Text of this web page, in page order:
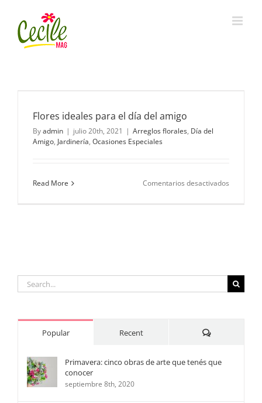
content
Flores ideales para el día del amigo
Byadmin | julio 20th, 2021 | Arreglos florales, Día del
Amigo, Jardinería, Ocasiones Especiales
Read More Comentarios desactivados
Search
for:
Popular Recent Comments
Primavera: cinco obras de arte que tenés que
conocer
septiembre 8th, 2020